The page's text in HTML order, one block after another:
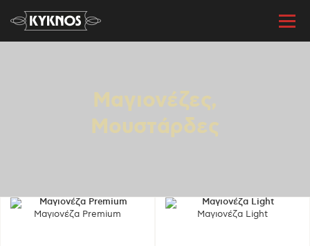
Μαγιονέζες,
Μουστάρδες
Μαγιονέζα Premium Μαγιονέζα Light